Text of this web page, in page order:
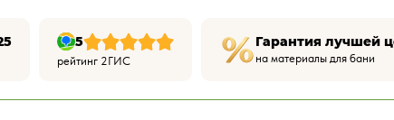
5
рейтинг 2ГИС
Гарантия лучшей
на материалы для бани